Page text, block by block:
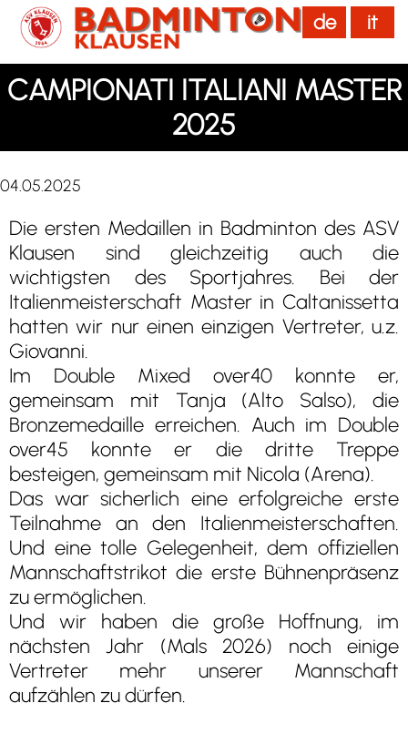
menu it
de
CAMPIONATI ITALIANI MASTER
2025
04.05.2025
Die ersten Medaillen in Badminton des ASV
Klausen sind gleichzeitig auch die
wichtigsten des Sportjahres. Bei der
Italienmeisterschaft Master in Caltanissetta
hatten wir nur einen einzigen Vertreter, u.z.
Giovanni.
Im Double Mixed over40 konnte er,
gemeinsam mit Tanja (Alto Salso), die
Bronzemedaille erreichen. Auch im Double
over45 konnte er die dritte Treppe
besteigen, gemeinsam mit Nicola (Arena).
Das war sicherlich eine erfolgreiche erste
Teilnahme an den Italienmeisterschaften.
Und eine tolle Gelegenheit, dem offiziellen
Mannschaftstrikot die erste Bühnenpräsenz
zu ermöglichen.
Und wir haben die große Hoffnung, im
nächsten Jahr (Mals 2026) noch einige
Vertreter mehr unserer Mannschaft
aufzählen zu dürfen.